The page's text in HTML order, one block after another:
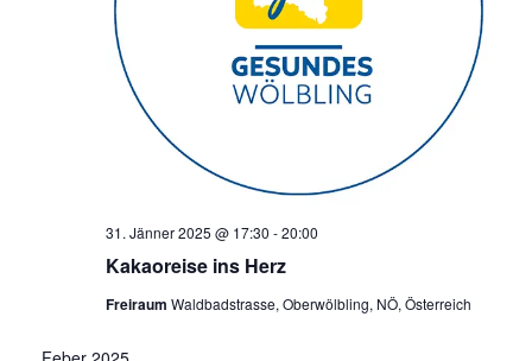
Kakaoreise ins Herz
31. Jänner 2025 @ 17:30 -20:00
Freiraum Waldbadstrasse, Oberwölbling, NÖ, Österreich